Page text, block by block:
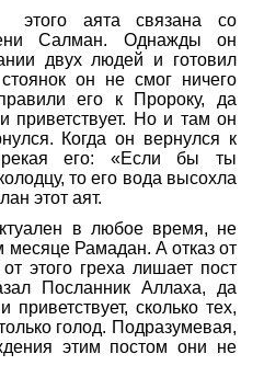
этого аята связана со
Салман. Однажды он
двух людей и готовил
он не смог ничего
его к Пророку, да
приветствует. Но и там он
Когда он вернулся к
его: «Если бы ты
то его вода высохла
этот аят.
в любое время, не
Рамадан. А отказ от
этого греха лишает пост
Посланник Аллаха, да
приветствует, сколько тех,
голод. Подразумевая,
этим постом они не